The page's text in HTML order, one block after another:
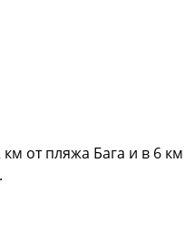
от пляжа Бага и в 6